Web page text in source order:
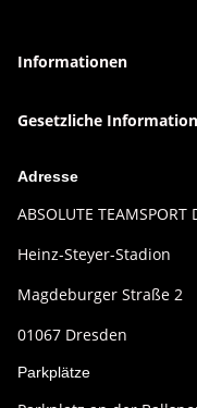
Informationen
Gesetzliche
Adresse
ABSOLUTE
Heinz-Steyer-Stadion
Magdeburger Straße 2
01067 Dresden
Parkplätze